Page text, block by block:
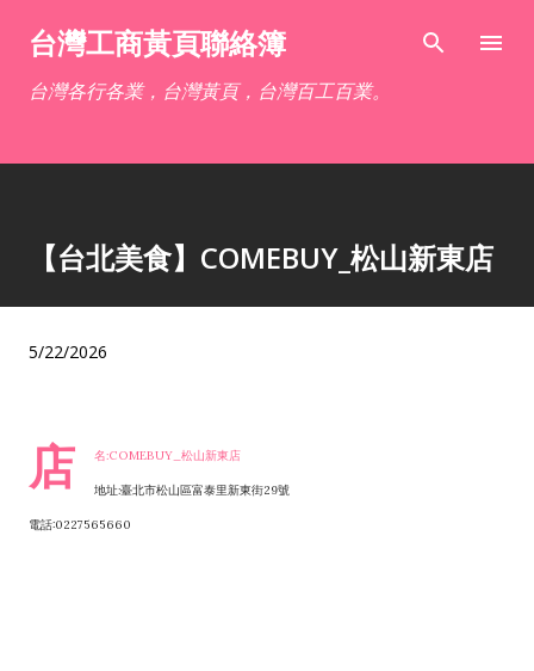
跳到主要內容
台灣工商黃頁聯絡簿
台灣各行各業，台灣黃頁，台灣百工百業。
【台北美食】COMEBUY_松山新東店
5/22/2026
店 名:COMEBUY_松山新東店
地址:臺北市松山區富泰里新東街29號
電話:0227565660